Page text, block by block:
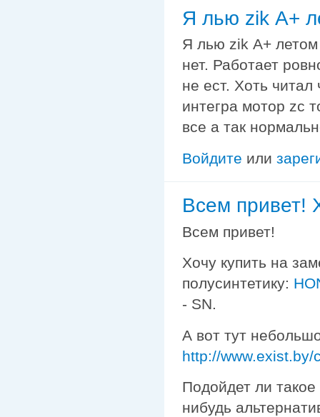
Я лью zik А+
Я лью zik А+ летом
нет. Работает
не ест. Хоть
интегра мотор zc
все а так
Войдите или
Всем привет!
Всем привет!
Хочу купить на
полусинтетику:
- SN.
А вот тут
http://
Подойдет ли
нибудь